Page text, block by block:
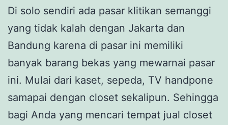
Di solo sendiri ada pasar klitikan semanggi
yang tidak kalah dengan Jakarta dan
Bandung karena di pasar ini memiliki
banyak barang bekas yang mewarnai pasar
ini. Mulai dari kaset, sepeda, TV handpone
samapai dengan closet sekalipun. Sehingga
bagi Anda yang mencari tempat jual closet